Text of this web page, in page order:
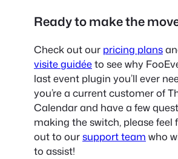
Ready to make the
Check out our pricing plans
visite guidéeto see why
last event plugin you’ll ever
you’re a current customer of
Calendar and have a few
making the switch, please feel
out to oursupport team who
to assist!